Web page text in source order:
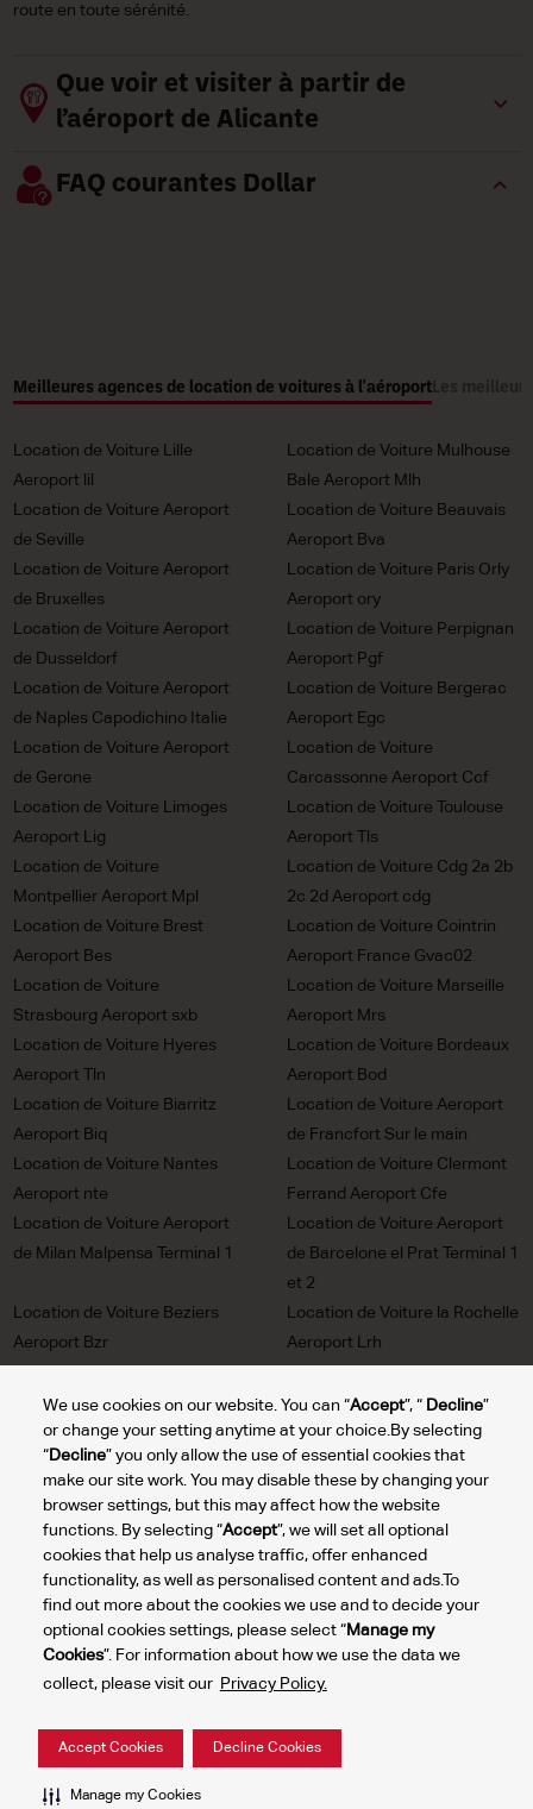
We use cookies on our website. You can “Accept”, “ Decline”
or change your setting anytime at your choice.By selecting
“ Decline” you only allow the use of essential cookies that
make our site work. You may disable these by changing your
browser settings, but this may affect how the website
functions. By selecting “Accept”, we will set all optional
cookies that help us analyse traffic, offer enhanced
functionality, as well as personalised content and ads.To
find out more about the cookies we use and to decide your
optional cookies settings, please select “Manage my
Cookies”. For information about how we use the data we
collect, please visit our Privacy Policy.
Accept Cookies Decline Cookies
Manage my Cookies
route en toute sérénité.
Que voir et visiter à partir de
l’aéroport de Alicante
FAQ courantes Dollar
Meilleures agences de location de voitures à l'aéroportLes
Location de Voiture Lille
Aeroport lil
Location de Voiture Mulhouse
Bale Aeroport Mlh
Location de Voiture Aeroport
de Seville
Location de Voiture Beauvais
Aeroport Bva
Location de Voiture Aeroport
de Bruxelles
Location de Voiture Paris Orly
Aeroport ory
Location de Voiture Aeroport
de Dusseldorf
Location de Voiture Perpignan
Aeroport Pgf
Location de Voiture Aeroport
de Naples Capodichino Italie
Location de Voiture Bergerac
Aeroport Egc
Location de Voiture Aeroport
de Gerone
Location de Voiture
Carcassonne Aeroport Ccf
Location de Voiture Limoges
Aeroport Lig
Location de Voiture Toulouse
Aeroport Tls
Location de Voiture
Montpellier Aeroport Mpl
Location de Voiture Cdg 2a 2b
2c 2d Aeroport cdg
Location de Voiture Brest
Aeroport Bes
Location de Voiture Cointrin
Aeroport France Gvac02
Location de Voiture
Strasbourg Aeroport sxb
Location de Voiture Marseille
Aeroport Mrs
Location de Voiture Hyeres
Aeroport Tln
Location de Voiture Bordeaux
Aeroport Bod
Location de Voiture Biarritz
Aeroport Biq
Location de Voiture Aeroport
de Francfort Sur le main
Location de Voiture Nantes
Aeroport nte
Location de Voiture Clermont
Ferrand Aeroport Cfe
Location de Voiture Aeroport
de Milan Malpensa Terminal 1
Location de Voiture Aeroport
de Barcelone el Prat Terminal 1
et 2
Location de Voiture Beziers
Aeroport Bzr
Location de Voiture la Rochelle
Aeroport Lrh
Aeroport Puf
Aeroport Nce
Location de Voiture Rennes
Aeroport Rns
Location de Voiture Nimes
Aeroport Fni
Location de Voiture Lyon
Aeroport Lys
Location de Voiture Cannes
Mandelieu Aeroport Ceq
Location de Voiture Lourdes
Tarbes Aeroport lde
Location de Voiture St Tropez
Aeroport Ltt
Politique de confidentialité
Conditions d'utilisation du site
Gérer